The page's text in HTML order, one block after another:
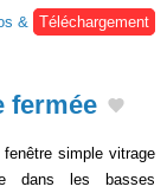
&
Téléchargement
fermée
simple vitrage
dans les basses